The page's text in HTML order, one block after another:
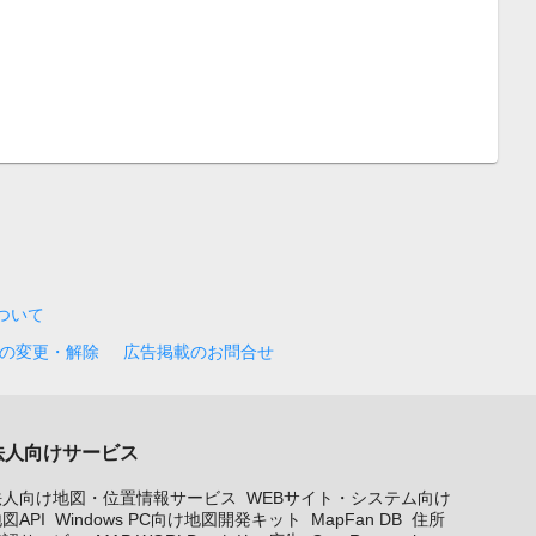
いて
変更・解除
広告掲載のお問合せ
人向けサービス
向け地図・位置情報サービス
WEBサイト・システム向け
API Windows PC向け地図開発キット MapFan DB 住所